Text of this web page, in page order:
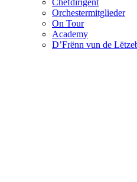
Orchestermitglieder
On Tour
Academy
D’Frënn vun de